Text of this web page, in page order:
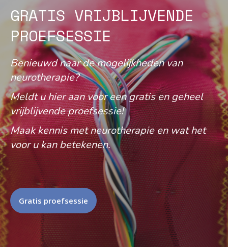
GRATIS VRIJBLIJVENDE
PROEFSESSIE
Benieuwd naar de mogelijkheden van
neurotherapie?
Meldt u hier aan voor een gratis en geheel
vrijblijvende proefsessie!
Maak kennis met neurotherapie en wat het
voor u kan betekenen.
Gratis proefsessie